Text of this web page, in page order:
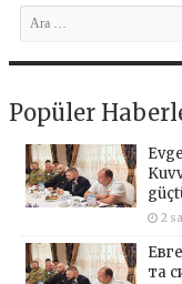
Popüler
2
та